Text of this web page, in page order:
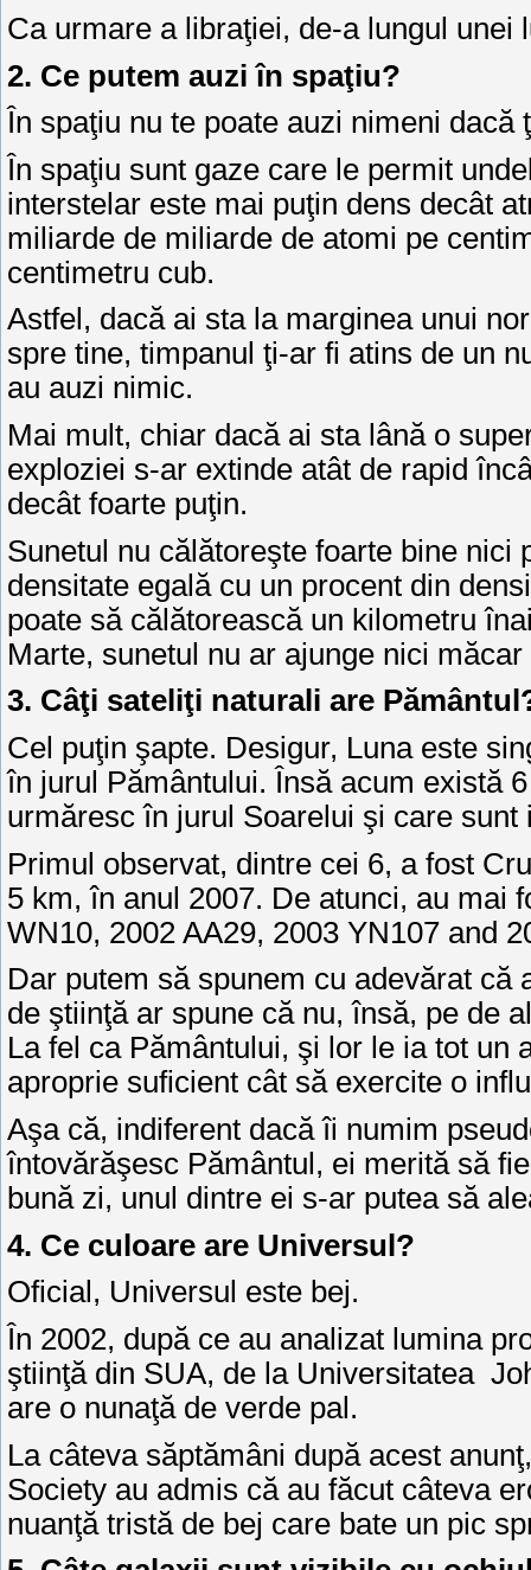
Ca urmare a libraţiei, de-a lungul
2. Ce putem auzi în spaţiu?
În spaţiu nu te poate auzi nimeni
În spaţiu sunt gaze care le permit
interstelar este mai puţin dens decât
miliarde de miliarde de atomi pe
centimetru cub.
Astfel, dacă ai sta la marginea unui
spre tine, timpanul ţi-ar fi atins de un
au auzi nimic.
Mai mult, chiar dacă ai sta lână o
exploziei s-ar extinde atât de rapid
decât foarte puţin.
Sunetul nu călătoreşte foarte bine nici
densitate egală cu un procent din
poate să călătorească un kilometru
Marte, sunetul nu ar ajunge nici
3. Câţi sateliţi naturali are
Cel puţin şapte. Desigur, Luna este
în jurul Pământului. Însă acum există
urmăresc în jurul Soarelui şi care
Primul observat, dintre cei 6, a fost
5 km, în anul 2007. De atunci, au mai
WN10, 2002 AA29, 2003 YN107 and
Dar putem să spunem cu adevărat
de ştiinţă ar spune că nu, însă, pe de
La fel ca Pământului, şi lor le ia tot un
aproprie suficient cât să exercite o
Aşa că, indiferent dacă îi numim
întovărăşesc Pământul, ei merită să
bună zi, unul dintre ei s-ar putea să
4. Ce culoare are Universul?
Oficial, Universul este bej.
În 2002, după ce au analizat lumina
ştiinţă din SUA, de la Universitatea
are o nunaţă de verde pal.
La câteva săptămâni după acest
Society au admis că au făcut câteva
nuanţă tristă de bej care bate un pic